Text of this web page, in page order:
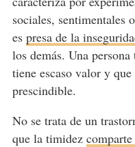
sociales, sentimentales
es presa de la
los demás. Una
tiene escaso valor y
prescindible.
No se trata de un
que la timidez